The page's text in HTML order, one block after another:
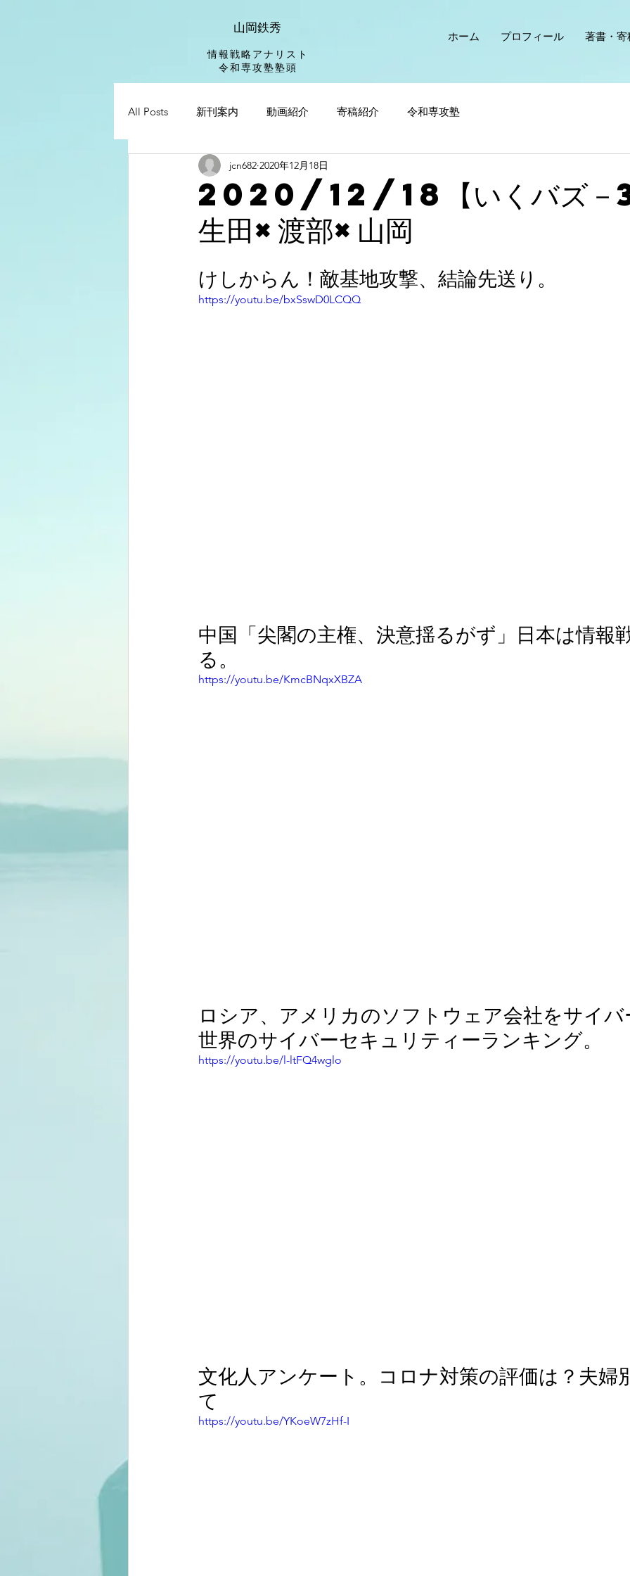
山岡鉄秀
情報戦略アナリスト
​令和専攻塾塾頭
ホーム プロフィール 著書・寄
All Posts 新刊案内 動画紹介 寄稿紹介 令和専攻塾
2020/12/18【いくバズ－
生田×渡部×山岡
jcn682 2020年12月18日
けしからん！敵基地攻撃、結論先送り。
https://youtu.be/bxSswD0LCQQ
中国「尖閣の主権、決意揺るがず」日本は情報
る。
https://youtu.be/KmcBNqxXBZA
ロシア、アメリカのソフトウェア会社をサイバ
世界のサイバーセキュリティーランキング。
https://youtu.be/l-ltFQ4wglo
文化人アンケート。コロナ対策の評価は？夫婦
て
https://youtu.be/YKoeW7zHf-I